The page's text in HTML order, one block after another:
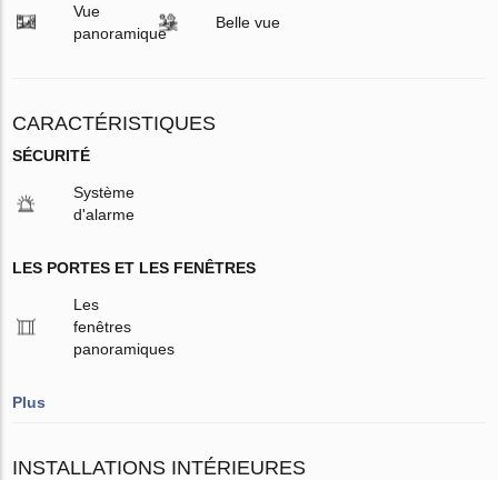
Vue
panoramique
Belle vue
CARACTÉRISTIQUES
SÉCURITÉ
Système
d'alarme
LES PORTES ET LES FENÊTRES
Les
fenêtres
panoramiques
Plus
INSTALLATIONS INTÉRIEURES